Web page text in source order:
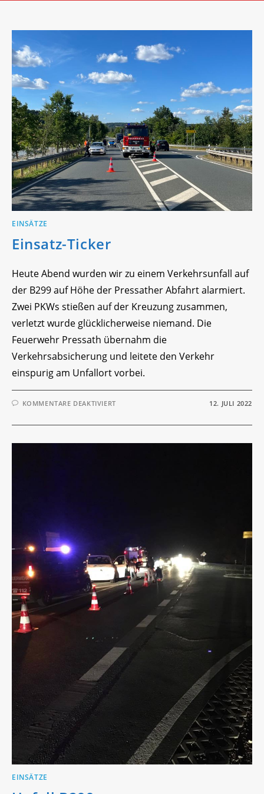
EINSÄTZE
Einsatz-Ticker
Heute Abend wurden wir zu einem Verkehrsunfall auf
der B299 auf Höhe der Pressather Abfahrt alarmiert.
Zwei PKWs stießen auf der Kreuzung zusammen,
verletzt wurde glücklicherweise niemand. Die
Feuerwehr Pressath übernahm die
Verkehrsabsicherung und leitete den Verkehr
einspurig am Unfallort vorbei.
KOMMENTARE DEAKTIVIERTFÜR 12. JULI 2022
EINSÄTZE